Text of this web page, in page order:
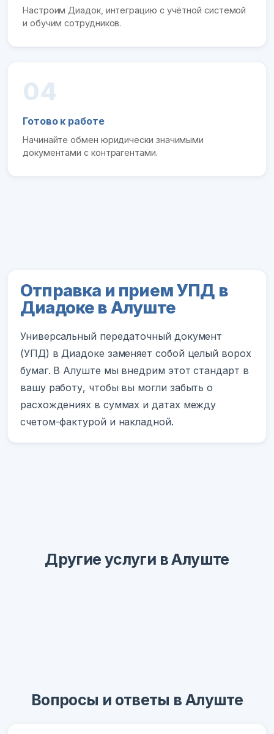
Настроим Диадок, интеграцию с учётной системой
и обучим сотрудников.
04
Готово к работе
Начинайте обмен юридически значимыми
документами с контрагентами.
Отправка и прием УПД в
Диадоке в Алуште
Универсальный передаточный документ
(УПД) в Диадоке заменяет собой целый ворох
бумаг. В Алуште мы внедрим этот стандарт в
вашу работу, чтобы вы могли забыть о
расхождениях в суммах и датах между
счетом-фактурой и накладной.
Другие услуги в Алуште
Вопросы и ответы в Алуште